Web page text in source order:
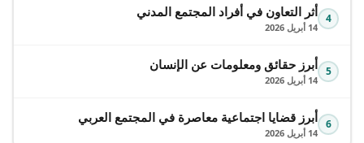
4 أثر التعاون في أفراد المجتمع المدني
14 أبريل 2026
5 أبرز حقائق ومعلومات عن الإنسان
14 أبريل 2026
6 أبرز قضايا اجتماعية معاصرة في المجتمع العربي
14 أبريل 2026